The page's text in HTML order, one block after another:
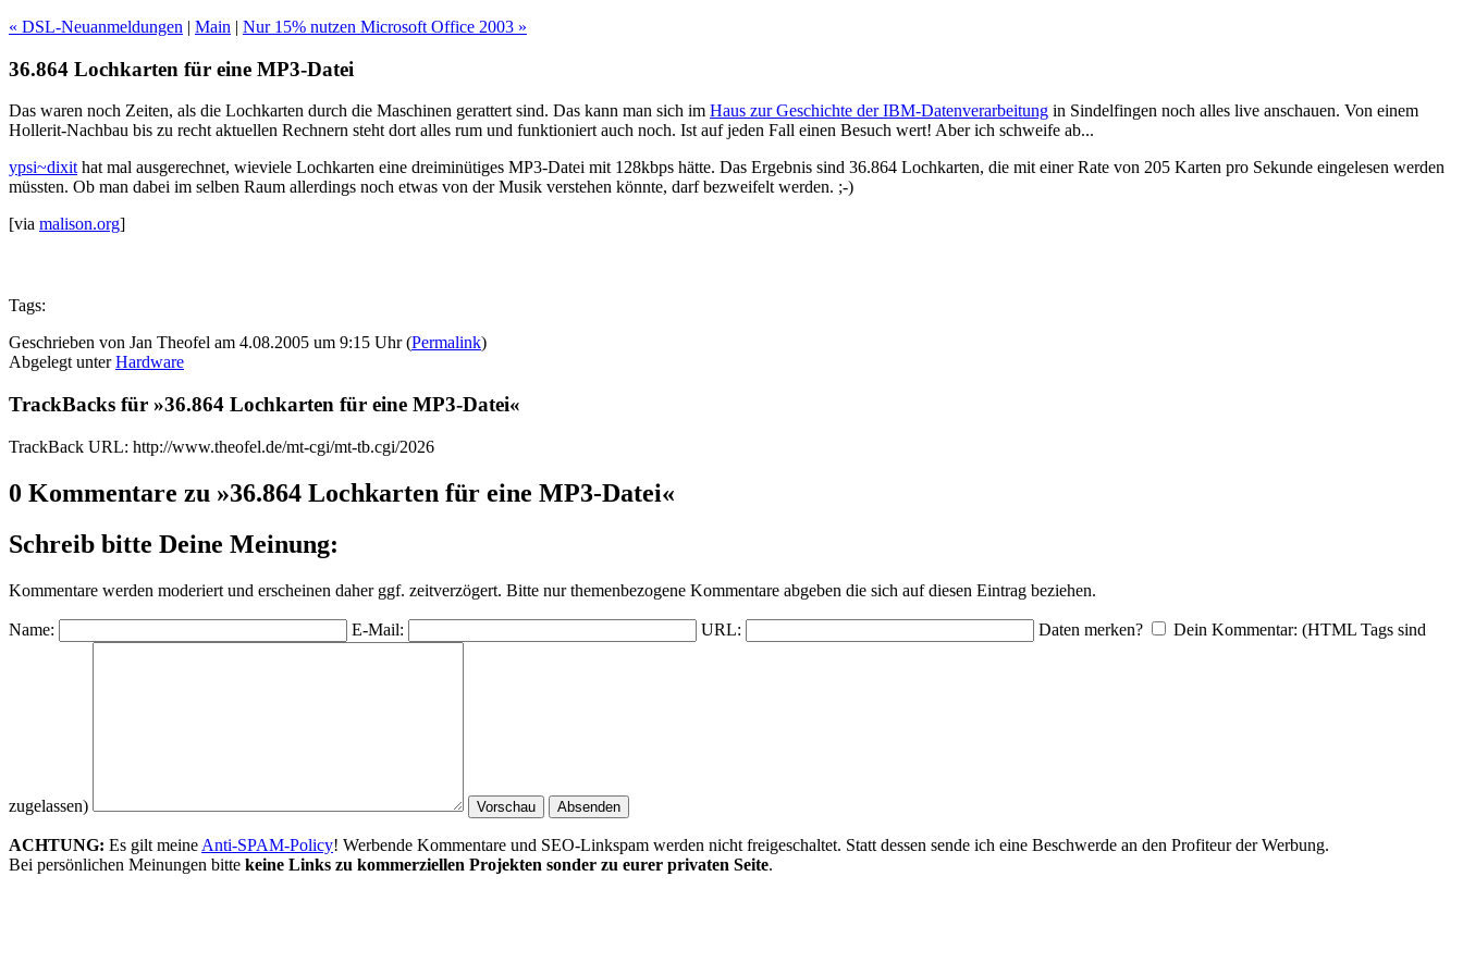
« DSL-Neuanmeldungen | Main | Nur 15% nutzen Microsoft Office 2003 »
36.864 Lochkarten für eine MP3-Datei
Das waren noch Zeiten, als die Lochkarten durch die Maschinen gerattert sind. Das kann man sich im Haus zur Geschichte der IBM-Datenverarbeitung in Sindelfingen noch alles live anschauen. Von einem
Hollerit-Nachbau bis zu recht aktuellen Rechnern steht dort alles rum und funktioniert auch noch. Ist auf jeden Fall einen Besuch wert! Aber ich schweife ab...
ypsi~dixithat mal ausgerechnet, wieviele Lochkarten eine dreiminütiges MP3-Datei mit 128kbps hätte. Das Ergebnis sind 36.864 Lochkarten, die mit einer Rate von 205 Karten pro Sekunde eingelesen werden
müssten. Ob man dabei im selben Raum allerdings noch etwas von der Musik verstehen könnte, darf bezweifelt werden. ;-)
[via malison.org]
Tags:
Geschrieben von Jan Theofel am 4.08.2005 um 9:15 Uhr (Permalink)
Abgelegt unterHardware
TrackBacks für »36.864 Lochkarten für eine MP3-Datei«
TrackBack URL: http://www.theofel.de/mt-cgi/mt-tb.cgi/2026
0 Kommentare zu »36.864 Lochkarten für eine MP3-Datei«
Schreib bitte Deine Meinung:
Kommentare werden moderiert und erscheinen daher ggf. zeitverzögert. Bitte nur themenbezogene Kommentare abgeben die sich auf diesen Eintrag beziehen.
Name: E-Mail: URL: Daten merken? Dein Kommentar: (HTML Tags sind
zugelassen)
ACHTUNG: Es gilt meine Anti-SPAM-Policy! Werbende Kommentare und SEO-Linkspam werden nicht freigeschaltet. Statt dessen sende ich eine Beschwerde an den Profiteur der Werbung.
Bei persönlichen Meinungen bitte keine Links zu kommerziellen Projekten sonder zu eurer privaten Seite.